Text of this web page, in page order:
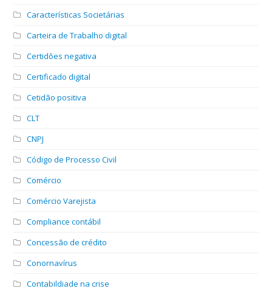
Características Societárias
Carteira de Trabalho digital
Certidões negativa
Certificado digital
Cetidão positiva
CLT
CNPJ
Código de Processo Civil
Comércio
Comércio Varejista
Compliance contábil
Concessão de crédito
Conornavírus
Contabildiade na crise